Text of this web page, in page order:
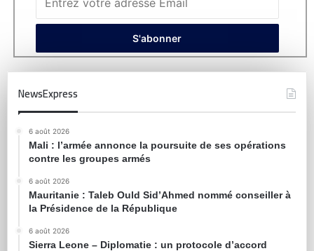
NewsExpress
6 août 2026
Mali : l’armée annonce la poursuite de ses opérations
contre les groupes armés
6 août 2026
Mauritanie : Taleb Ould Sid’Ahmed nommé conseiller à
la Présidence de la République
6 août 2026
Sierra Leone – Diplomatie : un protocole d’accord